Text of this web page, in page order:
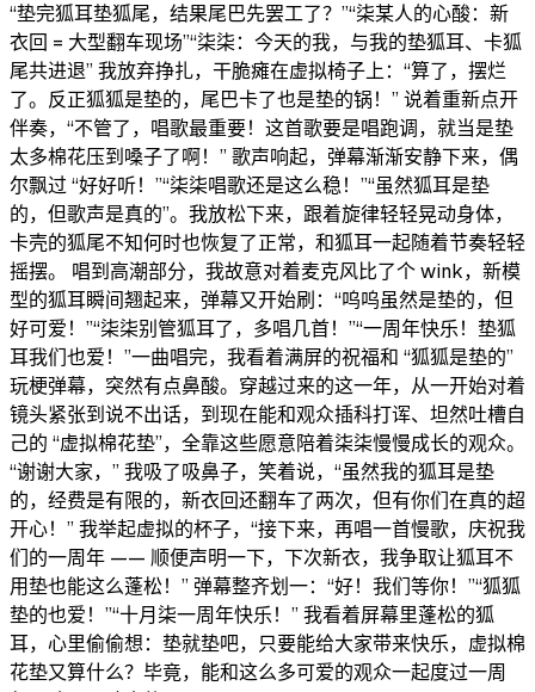
“垫完狐耳垫狐尾，结果尾巴先罢工了？”“柒某人的心酸：新
衣回 = 大型翻车现场”“柒柒：今天的我，与我的垫狐耳、卡狐
尾共进退” 我放弃挣扎，干脆瘫在虚拟椅子上：“算了，摆烂
了。反正狐狐是垫的，尾巴卡了也是垫的锅！” 说着重新点开
伴奏，“不管了，唱歌最重要！这首歌要是唱跑调，就当是垫
太多棉花压到嗓子了啊！” 歌声响起，弹幕渐渐安静下来，偶
尔飘过 “好好听！”“柒柒唱歌还是这么稳！”“虽然狐耳是垫
的，但歌声是真的”。我放松下来，跟着旋律轻轻晃动身体，
卡壳的狐尾不知何时也恢复了正常，和狐耳一起随着节奏轻轻
摇摆。 唱到高潮部分，我故意对着麦克风比了个 wink，新模
型的狐耳瞬间翘起来，弹幕又开始刷：“呜呜虽然是垫的，但
好可爱！”“柒柒别管狐耳了，多唱几首！”“一周年快乐！垫狐
耳我们也爱！”一曲唱完，我看着满屏的祝福和 “狐狐是垫的”
玩梗弹幕，突然有点鼻酸。穿越过来的这一年，从一开始对着
镜头紧张到说不出话，到现在能和观众插科打诨、坦然吐槽自
己的 “虚拟棉花垫”，全靠这些愿意陪着柒柒慢慢成长的观众。
“谢谢大家，” 我吸了吸鼻子，笑着说，“虽然我的狐耳是垫
的，经费是有限的，新衣回还翻车了两次，但有你们在真的超
开心！” 我举起虚拟的杯子，“接下来，再唱一首慢歌，庆祝我
们的一周年 —— 顺便声明一下，下次新衣，我争取让狐耳不
用垫也能这么蓬松！” 弹幕整齐划一：“好！我们等你！”“狐狐
垫的也爱！”“十月柒一周年快乐！” 我看着屏幕里蓬松的狐
耳，心里偷偷想：垫就垫吧，只要能给大家带来快乐，虚拟棉
花垫又算什么？毕竟，能和这么多可爱的观众一起度过一周